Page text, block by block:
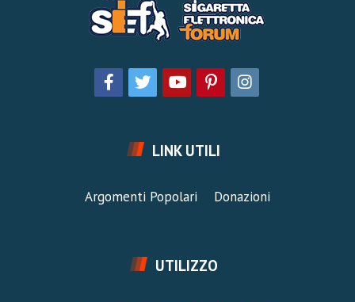
LINK UTILI
Argomenti Popolari Donazioni
UTILIZZO